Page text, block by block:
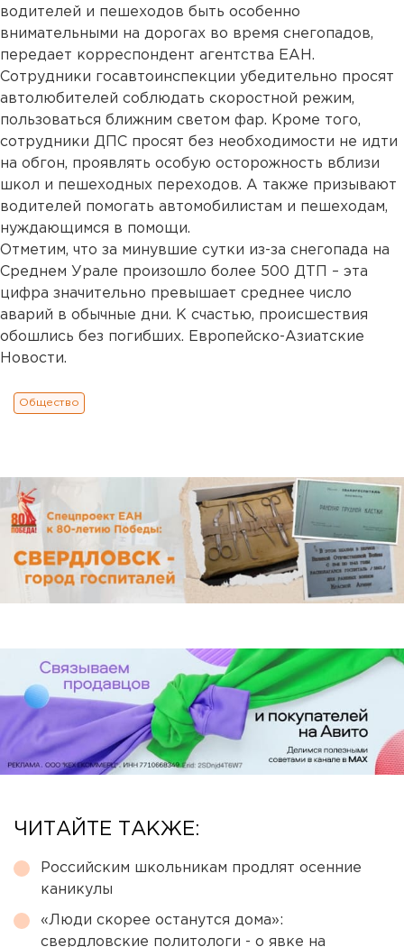
водителей и пешеходов быть особенно
внимательными на дорогах во время снегопадов,
передает корреспондент агентства ЕАН.
Сотрудники госавтоинспекции убедительно просят
автолюбителей соблюдать скоростной режим,
пользоваться ближним светом фар. Кроме того,
сотрудники ДПС просят без необходимости не идти
на обгон, проявлять особую осторожность вблизи
школ и пешеходных переходов. А также призывают
водителей помогать автомобилистам и пешеходам,
нуждающимся в помощи.
Отметим, что за минувшие сутки из-за снегопада на
Среднем Урале произошло более 500 ДТП – эта
цифра значительно превышает среднее число
аварий в обычные дни. К счастью, происшествия
обошлись без погибших. Европейско-Азиатские
Новости.
Общество
ЧИТАЙТЕ ТАКЖЕ:
Российским школьникам продлят осенние
каникулы
«Люди скорее останутся дома»:
свердловские политологи - о явке на